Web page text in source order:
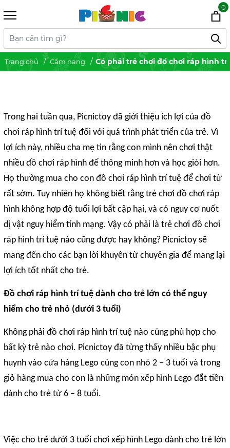
0
Trang chủ Cẩm nang Có phải trẻ chơi đồ chơi ráp hình
Trong hai tuần qua, Picnictoy đã giới thiệu ích lợi của đồ
chơi ráp hình trí tuệ đối với quá trình phát triển của trẻ. Vì
lợi ích này, nhiều cha mẹ tin rằng con mình nên chơi thật
nhiều đồ chơi ráp hình để thông minh hơn và học giỏi hơn.
Họ thường mua cho con đồ chơi ráp hình trí tuệ để chơi từ
rất sớm. Tuy nhiên họ không biết rằng trẻ chơi đồ chơi ráp
hình không hợp độ tuổi lợi bất cập hại, và có nguy cơ nuốt
dị vật nguy hiểm tính mạng. Vậy có phải là trẻ chơi đồ chơi
ráp hình trí tuệ nào cũng được hay không? Picnictoy sẽ
mang đến cho các bạn lời khuyên từ chuyên gia để mang lại
lợi ích tốt nhất cho trẻ.
Đồ chơi ráp hình trí tuệ dành cho trẻ lớn có thể nguy
hiểm cho trẻ nhỏ (dưới 3 tuổi)
Không phải đồ chơi ráp hình trí tuệ nào cũng phù hợp cho
bất kỳ trẻ nào chơi. Picnictoy đã từng thấy nhiều bậc phụ
huynh vào cửa hàng Lego cùng con nhỏ 2 – 3 tuổi và trong
giỏ hàng mua cho con là những món xếp hình Lego đắt tiền
dành cho trẻ từ 6 – 8 tuổi.
Việc cho trẻ dưới 3 tuổi chơi xếp hình Lego dành cho trẻ lớn